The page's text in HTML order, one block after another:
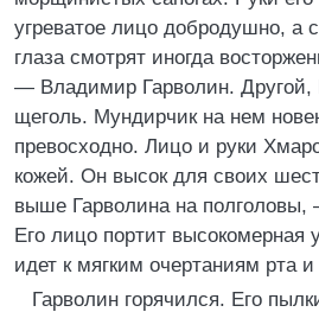
угреватое лицо добродушно, а
глаза смотрят иногда
— Владимир Гарволин.
щеголь. Мундирчик на нем
превосходно. Лицо и руки
кожей. Он высок для своих
выше Гарволина на полголовы,
Его лицо портит высокомерная
идет к мягким очертаниям рта
Гарволин горячился. Его